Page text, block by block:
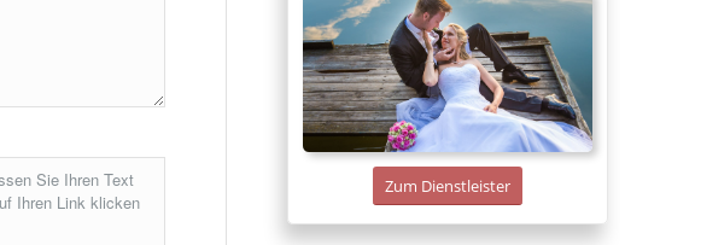
Zum Dienstleister